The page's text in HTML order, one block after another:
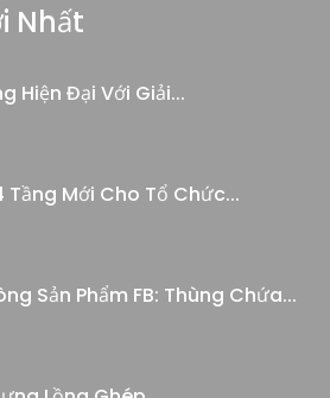
Nhất
Hiện Đại Với Giải...
Mới Cho Tổ Chức...
Sản Phẩm FB: Thùng Chứa...